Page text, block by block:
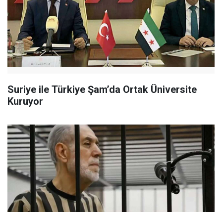
Suriye ile Türkiye Şam’da Ortak Üniversite
Kuruyor